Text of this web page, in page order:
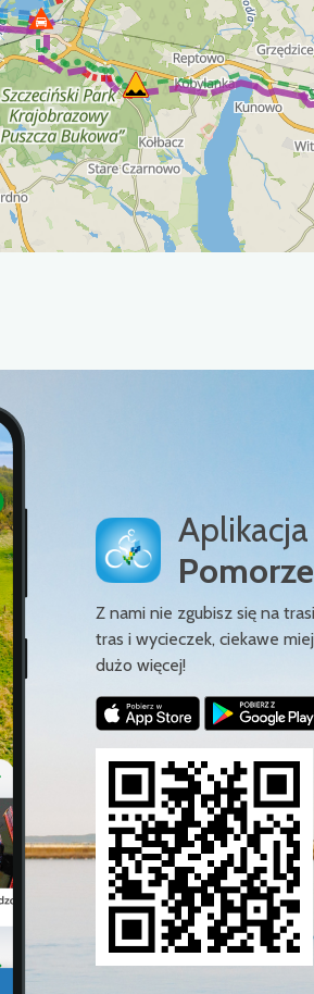
Z nami nie zgubisz się na
tras i wycieczek, ciekawe
dużo więcej!